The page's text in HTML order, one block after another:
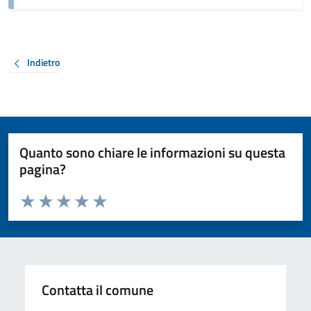
Indietro
Quanto sono chiare le informazioni su questa
pagina?
Valuta da 1 a 5 stelle la pagina
Valuta 5 stelle su 5
Valuta 4 stelle su 5
Valuta 3 stelle su 5
Valuta 2 stelle su 5
Valuta 1 stelle su 5
Contatta il comune